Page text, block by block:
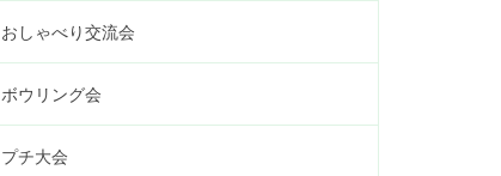
おしゃべり交流会
ボウリング会
プチ大会